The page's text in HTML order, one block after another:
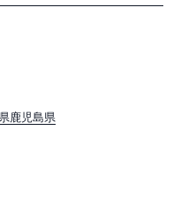
鹿児島県